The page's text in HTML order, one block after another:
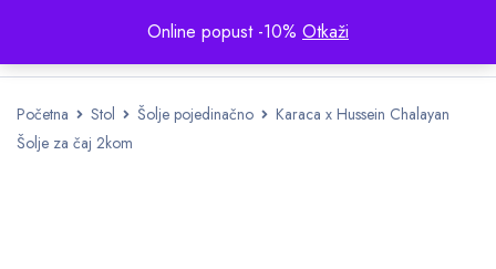
Online popust -10% Otkaži
Početna Stol Šolje pojedinačno
Karaca x Hussein Chalayan
Šolje za čaj 2kom